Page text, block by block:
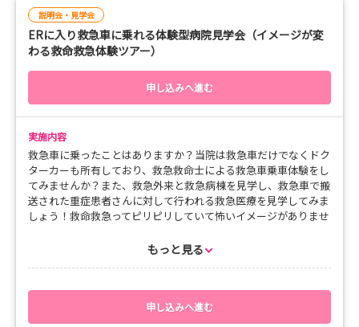
説明会・見学会
ERに入り救急車に乗れる体験型病院見学会（イメージが変
わる救命救急体験ツアー）
申し込みへ進む
実施内容
救急車に乗ったことはありますか？当院は救急車だけでなくドク
ターカーも所有しており、救急救命士による救急車乗車体験をし
てみませんか？また、救急外来と救急病棟を見学し、救急車で搬
送された重症患者さんに対して行われる救急医療を見学してみま
しょう！救命救急ってピリピリしていて怖いイメージがありませ
体験することのできない貴重な見学会です！先着4名様限定のた
もっと見る
申し込みへ進む